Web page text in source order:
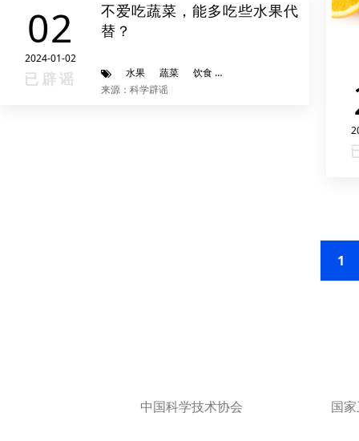
02
2024-01-02
已辟谣
不爱吃蔬菜，能多吃些水果代
替？
水果 蔬菜 饮食
来源：科学辟谣
1
中国科学技术协会 国